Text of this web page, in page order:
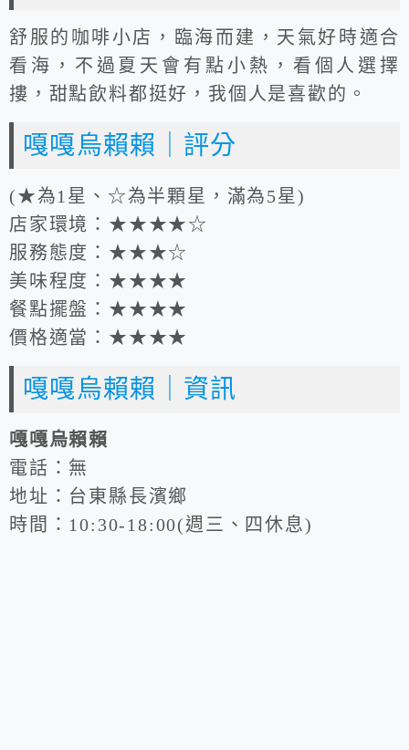
舒服的咖啡小店，臨海而建，天氣好時適合
看海，不過夏天會有點小熱，看個人選擇
摟，甜點飲料都挺好，我個人是喜歡的。
嘎嘎烏賴賴｜評分
(★為1星、☆為半顆星，滿為5星)
店家環境：★★★★☆
服務態度：★★★☆
美味程度：★★★★
餐點擺盤：★★★★
價格適當：★★★★
嘎嘎烏賴賴｜資訊
嘎嘎烏賴賴
電話：無
地址：台東縣長濱鄉
時間：10:30-18:00(週三、四休息)